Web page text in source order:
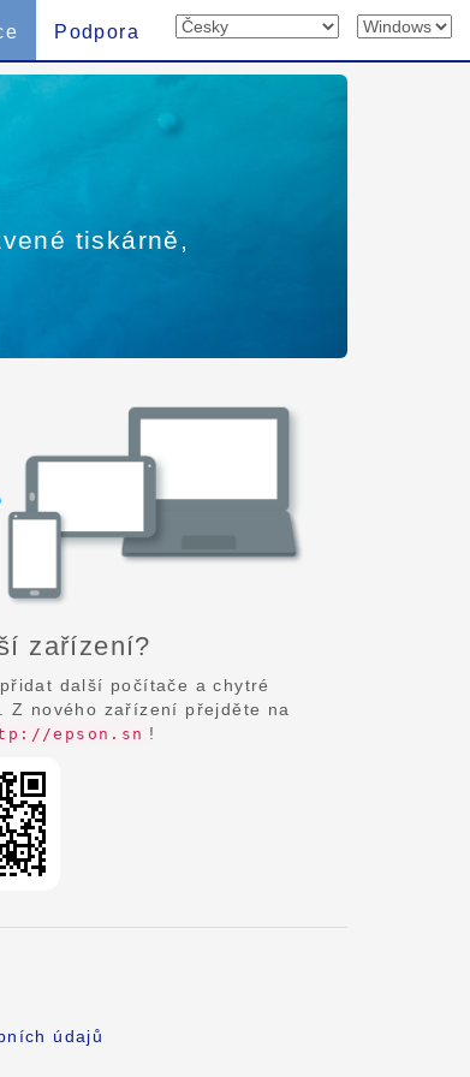
Podpora
tiskárně,
zařízení?
další počítače a chytré
Z nového zařízení přejděte na
epson.sn !
údajů